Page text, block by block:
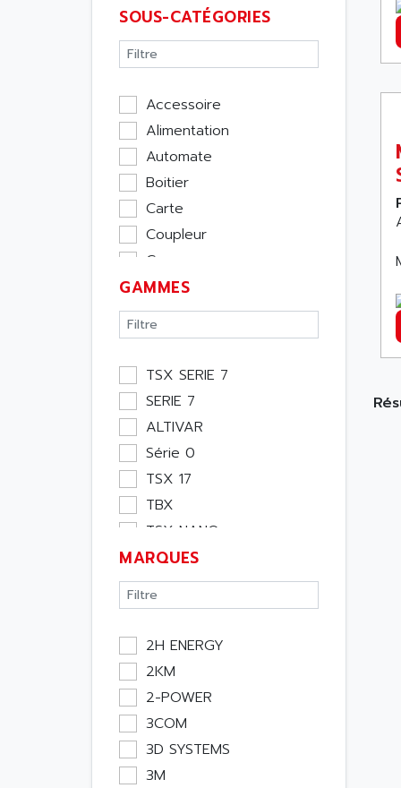
SOUS-CATÉGORIES
Accessoire
Alimentation
Automate
Boitier
Carte
Coupleur
Cpu
Ecran
Entrée / Sortie
Memoire
Module Métier
Moteur
Pupitre Opérateur
Rack
Etude
Software
Variateur
Actif
Consommable
Energie
Optoélectronique
Passif
Bureau
Emballage
Informatique
GAMMES
TSX SERIE 7
SERIE 7
ALTIVAR
Série 0
TSX 17
TBX
TSX NANO
TSX PREMIUM
ASI
APRIL 5000
XUD
TSX MICRO
MAGELIS
TCCX
CCX17
TELEFAST
MARQUES
2H ENERGY
2KM
2-POWER
3COM
3D SYSTEMS
3M